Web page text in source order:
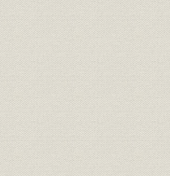
商用式 享保十八
家法式 享保十八
支配勤集 元禄十六
商録記 享保十八
聞書帳(抄) 宝永七年
会日落着帳乾(抄) 享保四年